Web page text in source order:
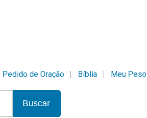
Pedido de Oração Bíblia Meu Peso
Buscar